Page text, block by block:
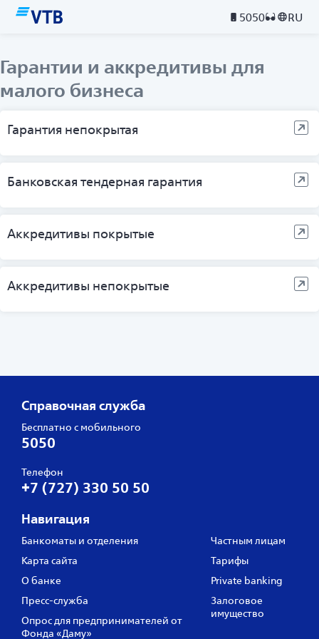
5050 RU
Гарантии и аккредитивы для
малого бизнеса
Гарантия непокрытая
Банковская тендерная гарантия
Аккредитивы покрытые
Аккредитивы непокрытые
Справочная служба
Бесплатно с мобильного
5050
Телефон
+7 (727) 330 50 50
Навигация
Банкоматы и отделения
Карта сайта
О банке
Пресс‑служба
Опрос для предпринимателей от
Фонда «Даму»
Частным лицам
Тарифы
Private banking
Залоговое
имущество